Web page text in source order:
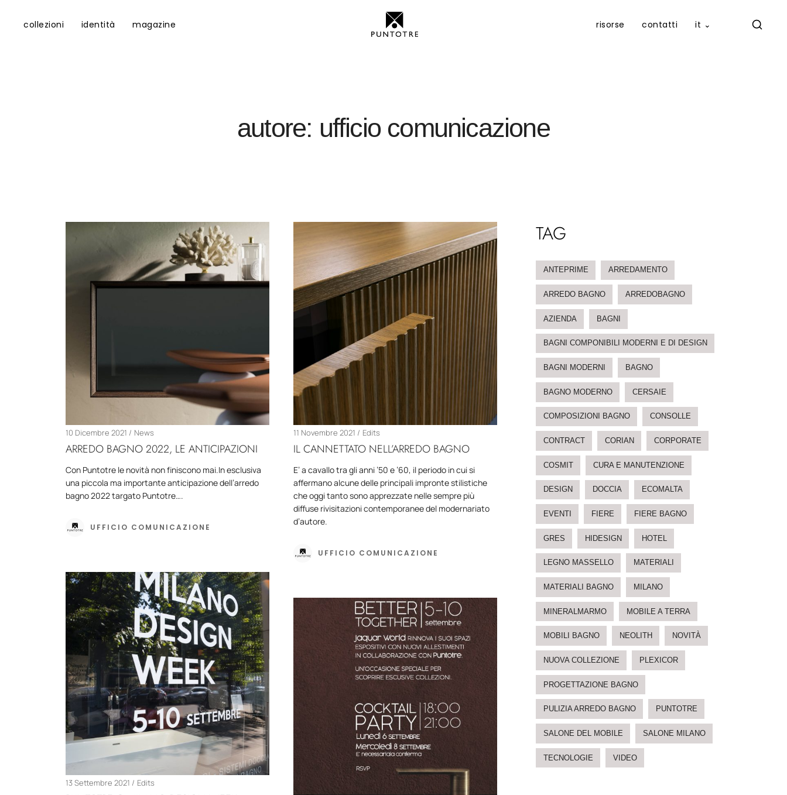
collezioni identità magazine risorse contatti it ⌄
autore: ufficio comunicazione
10 Dicembre 2021 News
ARREDO BAGNO 2022, LE ANTICIPAZIONI
Con Puntotre le novità non finiscono mai.In esclusiva
una piccola ma importante anticipazione dell’arredo
bagno 2022 targato Puntotre….
UFFICIO COMUNICAZIONE
11 Novembre 2021 Edits
IL CANNETTATO NELL’ARREDO BAGNO
E’ a cavallo tra gli anni ’50 e ’60, il periodo in cui si
affermano alcune delle principali impronte stilistiche
che oggi tanto sono apprezzate nelle sempre più
diffuse rivisitazioni contemporanee del modernariato
d’autore.
UFFICIO COMUNICAZIONE
13 Settembre 2021 Edits
TAG
ANTEPRIME ARREDAMENTO
ARREDO BAGNO ARREDOBAGNO
AZIENDA BAGNI
BAGNI COMPONIBILI MODERNI E DI DESIGN
BAGNI MODERNI BAGNO
BAGNO MODERNO CERSAIE
COMPOSIZIONI BAGNO CONSOLLE
CONTRACT CORIAN CORPORATE
COSMIT CURA E MANUTENZIONE
DESIGN DOCCIA ECOMALTA
EVENTI FIERE FIERE BAGNO
GRES HIDESIGN HOTEL
LEGNO MASSELLO MATERIALI
MATERIALI BAGNO MILANO
MINERALMARMO MOBILE A TERRA
MOBILI BAGNO NEOLITH NOVITÀ
NUOVA COLLEZIONE PLEXICOR
PROGETTAZIONE BAGNO
PULIZIA ARREDO BAGNO PUNTOTRE
SALONE DEL MOBILE SALONE MILANO
TECNOLOGIE VIDEO